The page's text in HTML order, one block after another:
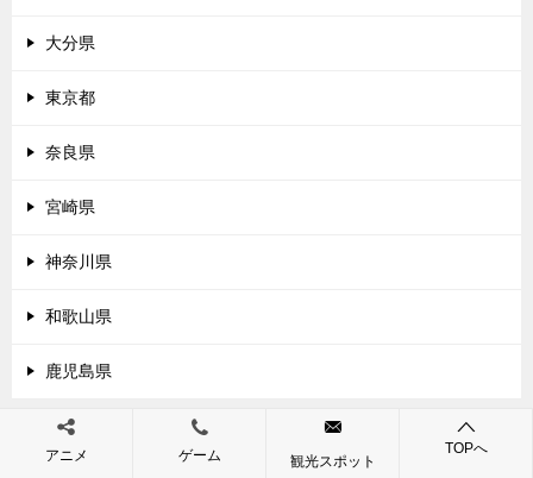
大分県
東京都
奈良県
宮崎県
神奈川県
和歌山県
鹿児島県
アニメ ゲーム 観光スポット
TOPへ